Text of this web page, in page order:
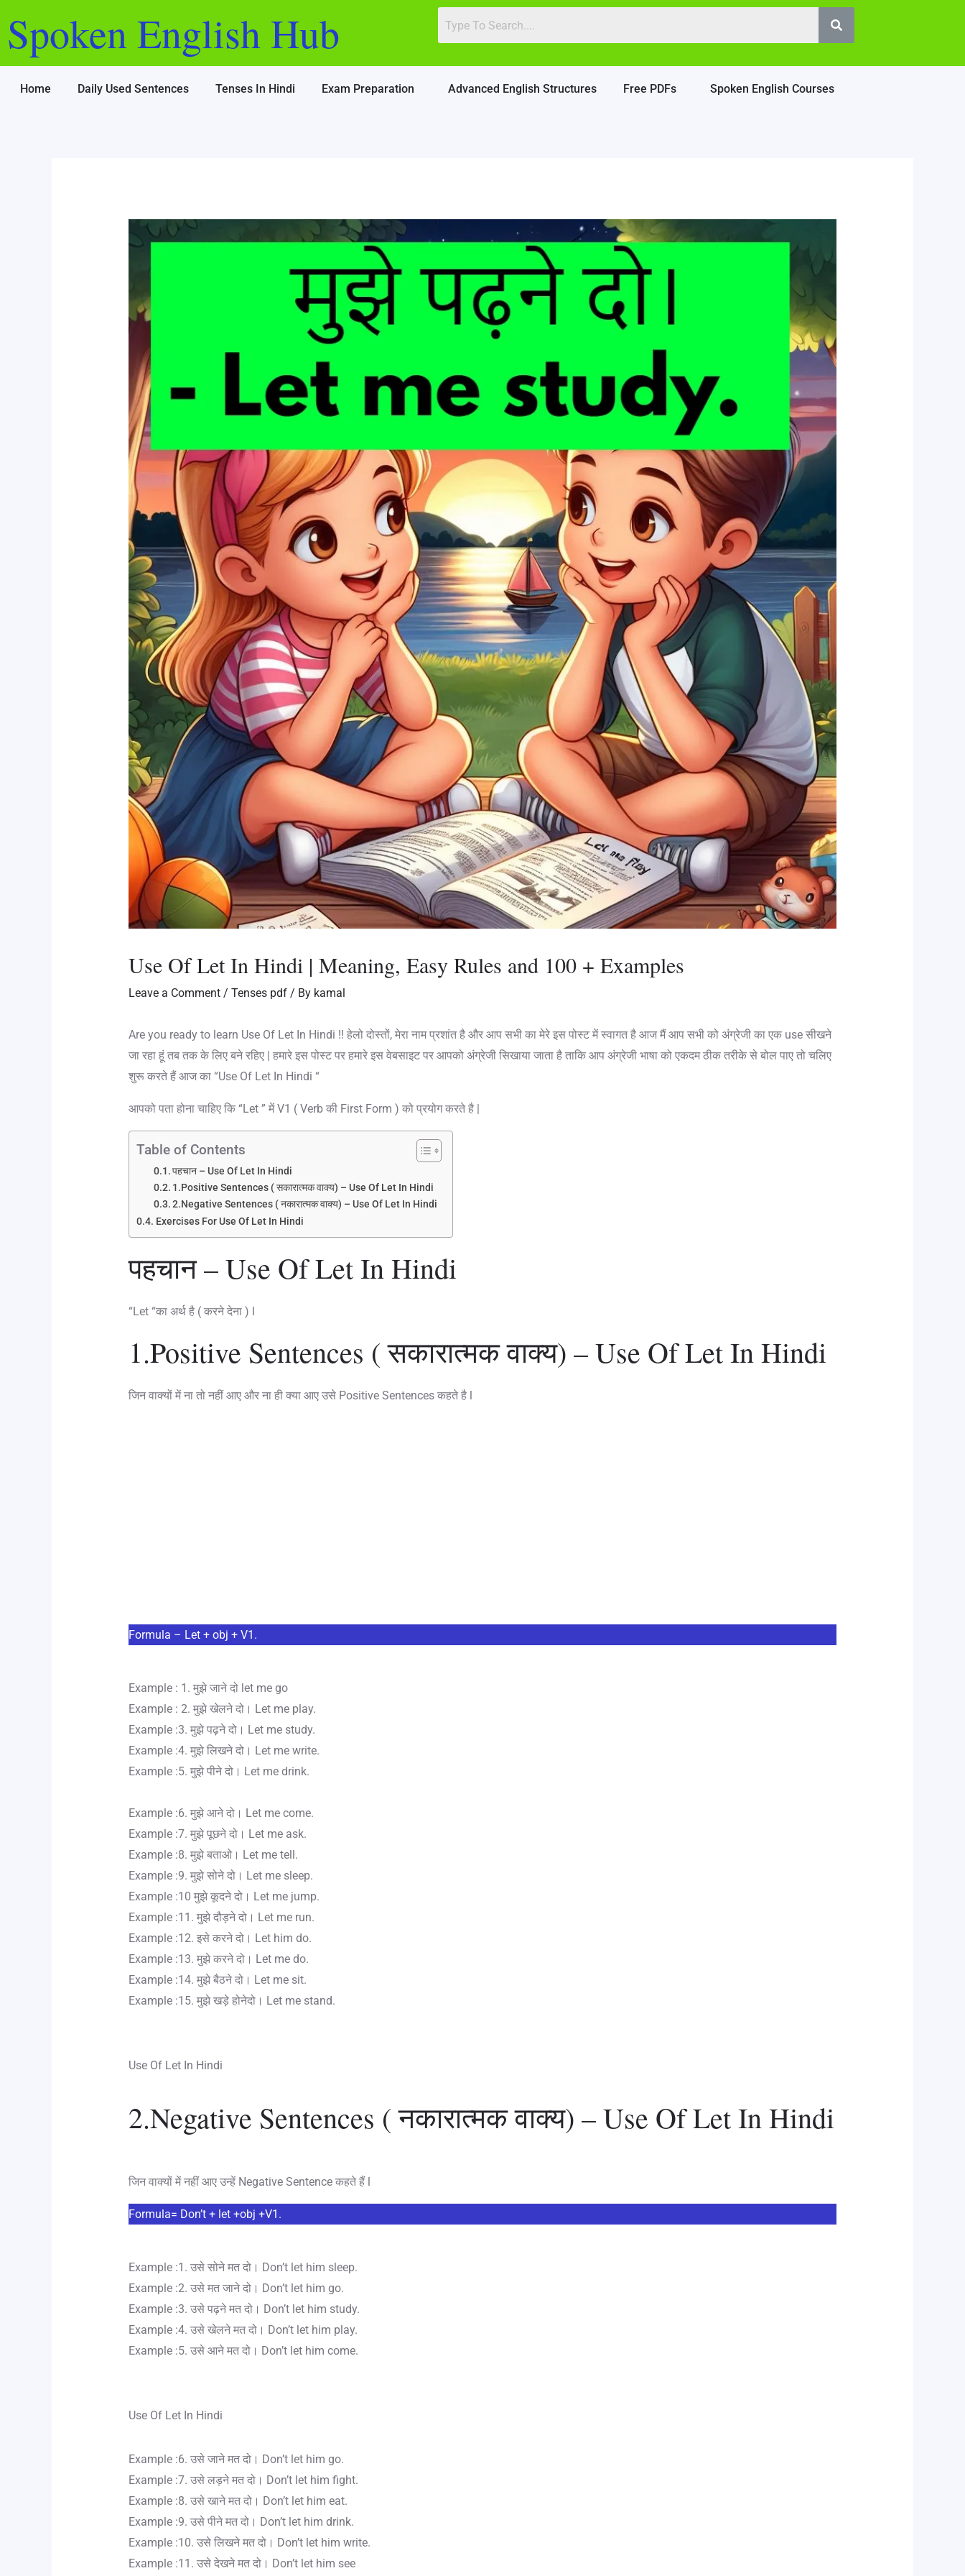
content
Spoken English Hub
Home Daily Used Sentences Tenses In Hindi Exam Preparation Advanced English Structures Free PDFs Spoken English Courses
Use Of Let In Hindi | Meaning, Easy Rules and 100 + Examples
Leave a Comment / Tenses pdf/ By kamal
Are you ready to learn Use Of Let In Hindi !! हेलो दोस्तों, मेरा नाम प्रशांत है और आप सभी का मेरे इस पोस्ट में स्वागत है आज मैं आप सभी को अंग्रेजी का एक use सीखने
जा रहा हूं तब तक के लिए बने रहिए | हमारे इस पोस्ट पर हमारे इस वेबसाइट पर आपको अंग्रेजी सिखाया जाता है ताकि आप अंग्रेजी भाषा को एकदम ठीक तरीके से बोल पाए तो चलिए
शुरू करते हैं आज का “Use Of Let In Hindi “
आपको पता होना चाहिए कि “Let ” में V1 ( Verb की First Form ) को प्रयोग करते है |
Table of Contents
पहचान – Use Of Let In Hindi
1.Positive Sentences ( सकारात्मक वाक्य) – Use Of Let In Hindi
2.Negative Sentences ( नकारात्मक वाक्य) – Use Of Let In Hindi
Exercises For Use Of Let In Hindi
पहचान – Use Of Let In Hindi
“Let “का अर्थ है ( करने देना ) l
1.Positive Sentences ( सकारात्मक वाक्य) – Use Of Let In Hindi
जिन वाक्यों में ना तो नहीं आए और ना ही क्या आए उसे Positive Sentences कहते है l
Formula – Let + obj + V1.
Example : 1. मुझे जाने दो let me go
Example : 2. मुझे खेलने दो। Let me play.
Example :3. मुझे पढ़ने दो। Let me study.
Example :4. मुझे लिखने दो। Let me write.
Example :5. मुझे पीने दो। Let me drink.
Example :6. मुझे आने दो। Let me come.
Example :7. मुझे पूछने दो। Let me ask.
Example :8. मुझे बताओ। Let me tell.
Example :9. मुझे सोने दो। Let me sleep.
Example :10 मुझे कूदने दो। Let me jump.
Example :11. मुझे दौड़ने दो। Let me run.
Example :12. इसे करने दो। Let him do.
Example :13. मुझे करने दो। Let me do.
Example :14. मुझे बैठने दो। Let me sit.
Example :15. मुझे खड़े होनेदो। Let me stand.
Use Of Let In Hindi
2.Negative Sentences ( नकारात्मक वाक्य) – Use Of Let In Hindi
जिन वाक्यों में नहीं आए उन्हें Negative Sentence कहते हैं l
Formula= Don’t + let +obj +V1.
Example :1. उसे सोने मत दो। Don’t let him sleep.
Example :2. उसे मत जाने दो। Don’t let him go.
Example :3. उसे पढ़ने मत दो। Don’t let him study.
Example :4. उसे खेलने मत दो। Don’t let him play.
Example :5. उसे आने मत दो। Don’t let him come.
Use Of Let In Hindi
Example :6. उसे जाने मत दो। Don’t let him go.
Example :7. उसे लड़ने मत दो। Don’t let him fight.
Example :8. उसे खाने मत दो। Don’t let him eat.
Example :9. उसे पीने मत दो। Don’t let him drink.
Example :10. उसे लिखने मत दो। Don’t let him write.
Example :11. उसे देखने मत दो। Don’t let him see
navigation